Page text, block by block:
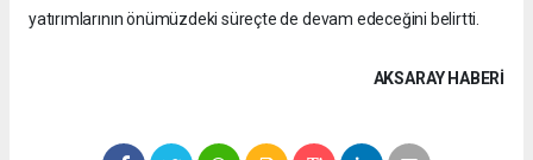
yatırımlarının önümüzdeki süreçte de devam edeceğini belirtti.
AKSARAY HABERİ